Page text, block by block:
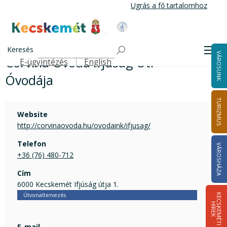
tartalomra
Ugrás a fő tartalomhoz
Kecskemét Város Honlapja
Keresés
Felső navigáció
E-ügyintézés English VÁROSUNK
TURIZMUS
VÁROSHÁZA
K
E
C
S
K
E
M
É
T
I
HÍ
R
E
K
Corvina Óvoda Ifjúság Úti Óvodája
Corvina Óvoda Ifjúság Úti
Óvodája
Website
http://corvinaovoda.hu/ovodaink/ifjusag/
Telefon
+36 (76) 480-712
Cím
6000 Kecskemét Ifjúság útja 1.
Útvonaltervezés